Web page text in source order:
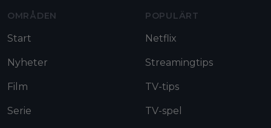
OMRÅDEN
Start
Nyheter
Film
Serie
POPULÄRT
Netflix
Streamingtips
TV-tips
TV-spel